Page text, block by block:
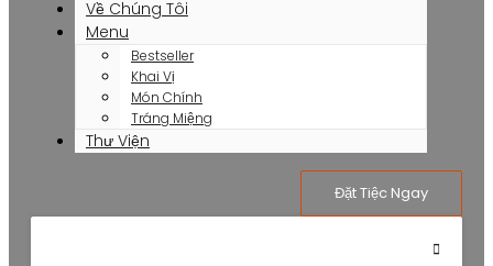
Về Chúng Tôi
Menu
Bestseller
Khai Vị
Món Chính
Tráng Miệng
Thư Viện
Đặt Tiệc Ngay